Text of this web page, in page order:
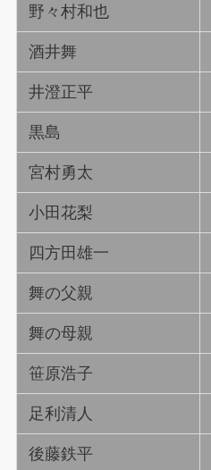
野々村和也
酒井舞
井澄正平
黒島
宮村勇太
小田花梨
四方田雄一
舞の父親
舞の母親
笹原浩子
足利清人
後藤鉄平